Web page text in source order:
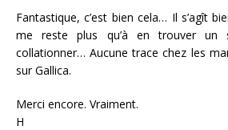
Fantastique, c’est bien cela… Il s’agît
me reste plus qu’à en trouver un
collationner… Aucune trace chez les
sur Gallica.
Merci encore. Vraiment.
H